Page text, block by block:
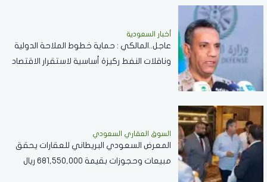
أخبار السعودية
عاجل..المالكي : حماية خطوط الملاحة الدولية
وناقلات النفط ركيزة أساسية لاستقرار الاقتصاد
السوق العقاري السعودي
المعرض السعودي البريطاني للعقارات يحقق
مبيعات وحجوزات بقيمة 681,550,000 ريال